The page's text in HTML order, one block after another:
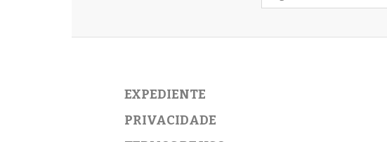
EXPEDIENTE
PRIVACIDADE